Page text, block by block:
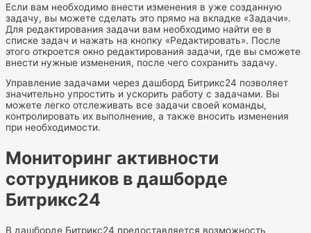
Если вам необходимо внести изменения в уже созданную
задачу, вы можете сделать это прямо на вкладке «Задачи».
Для редактирования задачи вам необходимо найти ее в
списке задач и нажать на кнопку «Редактировать». После
этого откроется окно редактирования задачи, где вы сможете
внести нужные изменения, после чего сохранить задачу.
Управление задачами через дашборд Битрикс24 позволяет
значительно упростить и ускорить работу с задачами. Вы
можете легко отслеживать все задачи своей команды,
контролировать их выполнение, а также вносить изменения
при необходимости.
Мониторинг активности
сотрудников в дашборде
Битрикс24
В дашборде Битрикс24 предоставляется возможность